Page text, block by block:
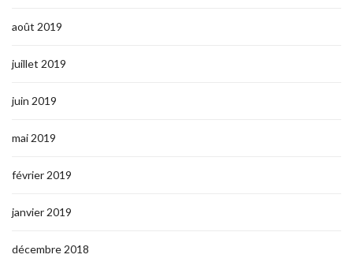
août 2019
juillet 2019
juin 2019
mai 2019
février 2019
janvier 2019
décembre 2018